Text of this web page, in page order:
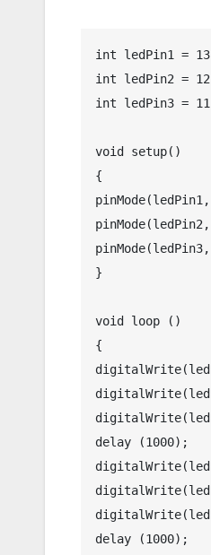
int ledPin1 =
int ledPin2 =
int ledPin3 =
void setup()
{
pinMode(ledPin2,
pinMode(ledPin3,
}
void loop ()
{
delay (1000);
delay (1000);